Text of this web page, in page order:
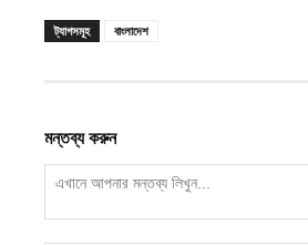
ট্যাগসমূহ বাংলাদেশ
মন্তব্য করুন